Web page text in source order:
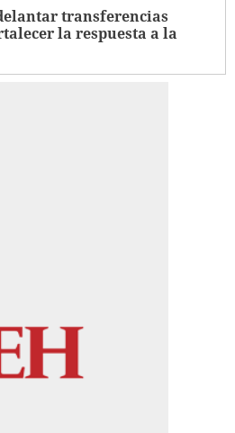
transferencias
la respuesta a la